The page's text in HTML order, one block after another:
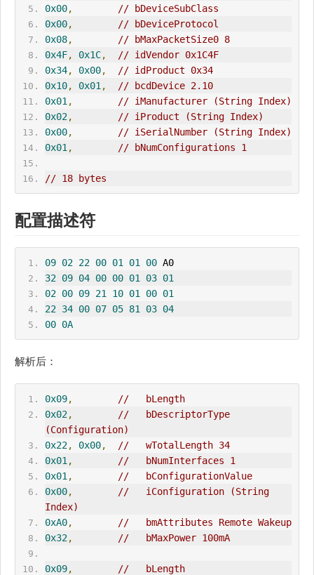
0x00,
// bDeviceSubClass
0x00,
// bDeviceProtocol
0x08,
// bMaxPacketSize0 8
0x4F, 0x1C, // idVendor 0x1C4F
0x34, 0x00,
// idProduct 0x34
0x10, 0x01,
// bcdDevice 2.10
0x01,
// iManufacturer (String Index)
0x02,
// iProduct (String Index)
0x00,
// iSerialNumber (String Index)
0x01, // bNumConfigurations 1
// 18 bytes
配置描述符
09 02 22 00 01 01 00 A0
32 09 04 00 00 01 03 01
02 00 09 21 10 01 00 01
22 34 00 07 05 81 03 04
00 0A
解析后：
0x09,
//   bLength
0x02,
//   bDescriptorType
(Configuration)
0x22, 0x00,
//   wTotalLength 34
0x01 ,
//   bNumInterfaces 1
0x01 ,
//   bConfigurationValue
0x00,
//   iConfiguration (String
Index)
0xA0,
//   bmAttributes Remote Wakeup
0x32, //   bMaxPower 100mA
0x09,
//   bLength